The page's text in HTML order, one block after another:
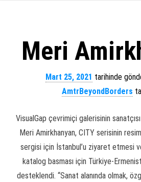
Meri
Mart 25, 2021 tarihinde
AmtrBeyondBorders
VisualGap çevrimiçi galerisinin
Meri Amirkhanyan, CITY serisinin
sergisi için İstanbul’u ziyaret etmesi
katalog basması için Türkiye-
desteklendi. “Sanat alanında olmak,